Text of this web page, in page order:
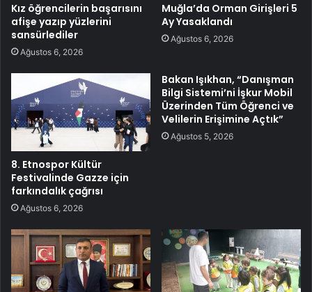
Kız öğrencilerin başarısını
afişe yazıp yüzlerini
sansürlediler
Ağustos 6, 2026
Muğla’da Orman Girişleri 5
Ay Yasaklandı
Ağustos 6, 2026
8. Etnospor Kültür
Festivalinde Gazze için
farkındalık çağrısı
Ağustos 6, 2026
Bakan Işıkhan, “Danışman
Bilgi Sistemi’ni İşkur Mobil
Üzerinden Tüm Öğrenci ve
Velilerin Erişimine Açtık”
Ağustos 5, 2026